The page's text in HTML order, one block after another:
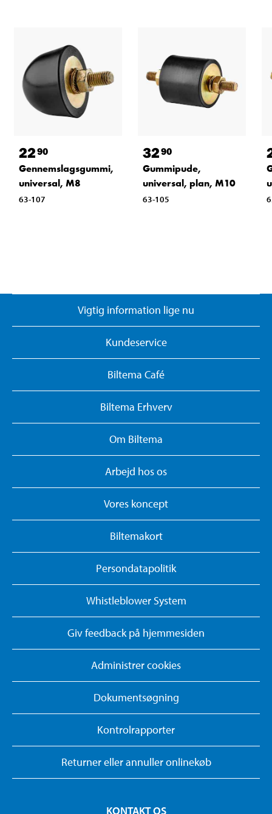
2290
Gennemslagsgummi,
universal, M8
63-107
3290
Gummipude,
universal, plan, M10
63-105
Vigtig information lige nu
Kundeservice
Biltema Café
Biltema Erhverv
Om Biltema
Arbejd hos os
Vores koncept
Biltemakort
Persondatapolitik
Whistleblower System
Giv feedback på hjemmesiden
Administrer cookies
Dokumentsøgning
Kontrolrapporter
Returner eller annuller onlinekøb
KONTAKT OS